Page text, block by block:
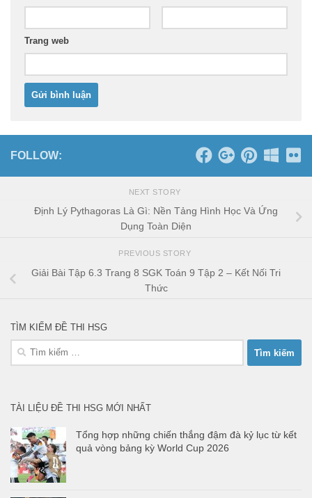
Trang web
FOLLOW:
NEXT STORY
Định Lý Pythagoras Là Gì: Nền Tảng Hình Học Và Ứng
Dụng Toàn Diện
PREVIOUS STORY
Giải Bài Tập 6.3 Trang 8 SGK Toán 9 Tập 2 – Kết Nối Tri
Thức
TÌM KIẾM ĐỀ THI HSG
Tìm
TÀI LIỆU ĐỀ THI HSG MỚI NHẤT
Tổng hợp những chiến thắng đậm đà kỷ lục từ kết
quả vòng bảng kỳ World Cup 2026